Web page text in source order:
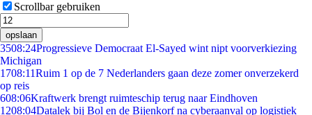
Scrollbar gebruiken
opslaan
3508:24Progressieve Democraat El-Sayed wint nipt voorverkiezing
Michigan
1708:11Ruim 1 op de 7 Nederlanders gaan deze zomer onverzekerd
op reis
608:06Kraftwerk brengt ruimteschip terug naar Eindhoven
1208:04Datalek bij Bol en de Bijenkorf na cyberaanval op logistiek